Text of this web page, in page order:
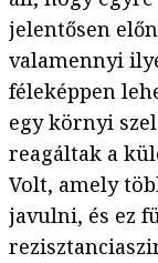
jelentősen
valamennyi
féleképpen
egy környi
reagáltak a
Volt, amely
javulni, és ez